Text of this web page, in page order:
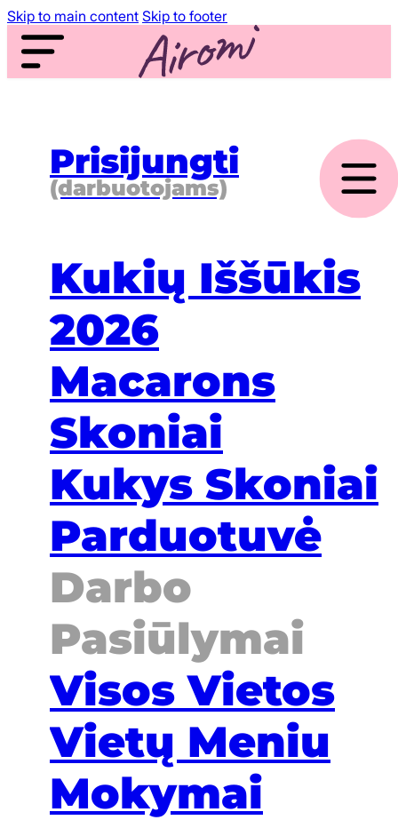
Skip to main content Skip to footer
Prisijungti
(darbuotojams)
Kukių Iššūkis
2026
Macarons
Skoniai
Kukys Skoniai
Parduotuvė
Darbo
Pasiūlymai
Visos Vietos
Vietų Meniu
Mokymai